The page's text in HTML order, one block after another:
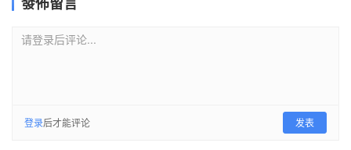
请登录后评论...
登录后才能评论 发表